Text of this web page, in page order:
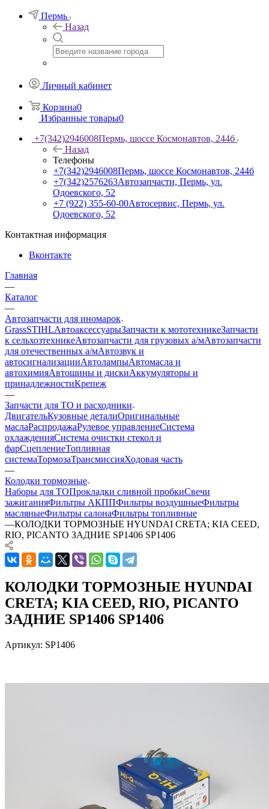
Пермь
Назад
Личный кабинет
Корзина0
Избранные товары0
+7(342)2946008Пермь, шоссе Космонавтов, 244б
Назад
Телефоны
+7(342)2946008Пермь, шоссе Космонавтов, 244б
+7(342)2576263Автозапчасти, Пермь, ул.
Одоевского, 52
+7 (922) 355-60-00Автосервис, Пермь, ул.
Одоевского, 52
Контактная информация
Вконтакте
Главная
—
Каталог
—
Автозапчасти для иномарок
GrassSTIHLАвтоаксессуарыЗапчасти к мототехникеЗапчасти
к сельхозтехникеАвтозапчасти для грузовых а/мАвтозапчасти
для отечественных а/мАвтозвук и
автосигнализацииАвтолампыАвтомасла и
автохимияАвтошины и дискиАккумуляторы и
принадлежностиКрепеж
—
Запчасти для ТО и расходники
ДвигательКузовные деталиОригинальные
маслаРаспродажаРулевое управлениеСистема
охлажденияСистема очистки стекол и
фарСцеплениеТопливная
системаТормозаТрансмиссияХодовая часть
—
Колодки тормозные
Наборы для ТОПрокладки сливной пробкиСвечи
зажиганияФильтры АКППФильтры воздушныеФильтры
масляныеФильтры салонаФильтры топливные
—КОЛОДКИ ТОРМОЗНЫЕ HYUNDAI CRETA; KIA CEED,
RIO, PICANTO ЗАДНИЕ SP1406 SP1406
КОЛОДКИ ТОРМОЗНЫЕ HYUNDAI
CRETA; KIA CEED, RIO, PICANTO
ЗАДНИЕ SP1406 SP1406
Артикул: SP1406